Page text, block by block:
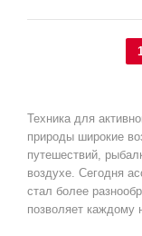
Техника для
природы широкие
путешествий,
воздухе. Сегодня
стал более
позволяет каждому